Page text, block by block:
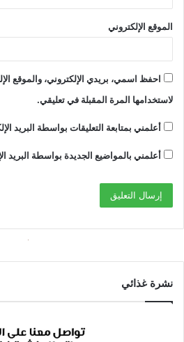
الموقع الإلكتروني
احفظ اسمي، بريدي الإلكتروني، والموقع
لاستخدامها المرة المقبلة في تعليقي.
أعلمني بمتابعة التعليقات بواسطة البريد
أعلمني بالمواضيع الجديدة بواسطة البريد
نشرة غذائي